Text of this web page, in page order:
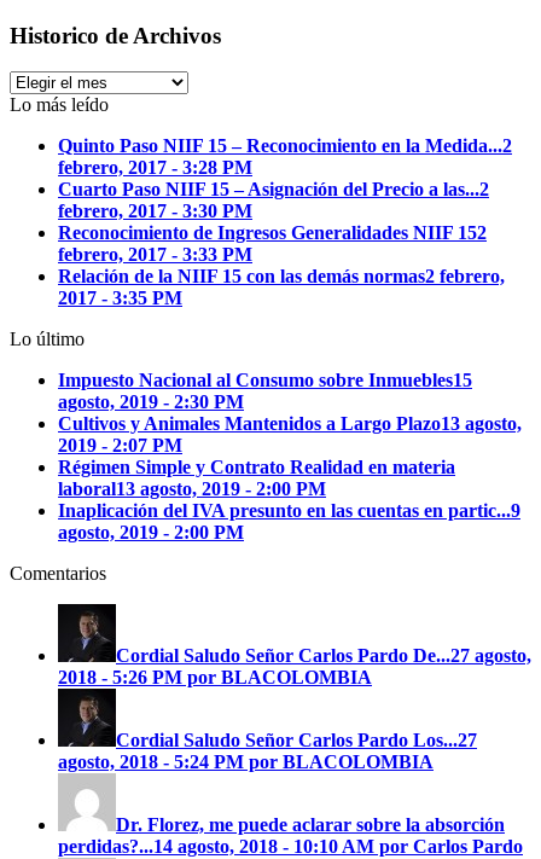
Historico de Archivos
Historico
de
Lo más leído
Quinto Paso NIIF 15 – Reconocimiento en la Medida...2
febrero, 2017 - 3:28 PM
Cuarto Paso NIIF 15 – Asignación del Precio a las...2
febrero, 2017 - 3:30 PM
Reconocimiento de Ingresos Generalidades NIIF 152
febrero, 2017 - 3:33 PM
Relación de la NIIF 15 con las demás normas2 febrero,
2017 - 3:35 PM
Lo último
Impuesto Nacional al Consumo sobre Inmuebles15
agosto, 2019 - 2:30 PM
Cultivos y Animales Mantenidos a Largo Plazo13 agosto,
2019 - 2:07 PM
Régimen Simple y Contrato Realidad en materia
laboral13 agosto, 2019 - 2:00 PM
Inaplicación del IVA presunto en las cuentas en partic...9
agosto, 2019 - 2:00 PM
Comentarios
Cordial Saludo Señor Carlos Pardo De...27 agosto,
2018 - 5:26 PM por BLACOLOMBIA
Cordial Saludo Señor Carlos Pardo Los...27
agosto, 2018 - 5:24 PM por BLACOLOMBIA
Dr. Florez, me puede aclarar sobre la absorción
perdidas?...14 agosto, 2018 - 10:10 AM por Carlos Pardo